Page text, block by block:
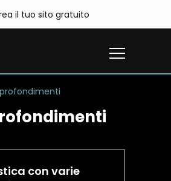
il tuo sito gratuito
con varie